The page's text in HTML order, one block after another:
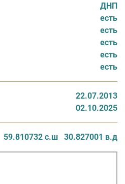
искупаться в жаркий
на солнышке на ее берегу,
метрах находится хвойный
насладившись его
собирать ягоды или грибы.
ДНП
есть
есть
есть
есть
есть
22.07.2013
02.10.2025
59.810732 с.ш 30.827001 в.д